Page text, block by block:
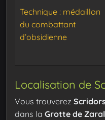
Technique : médaillon
du combattant
d’obsidienne
Localisation de
Vous trouverez
dans la Grotte de